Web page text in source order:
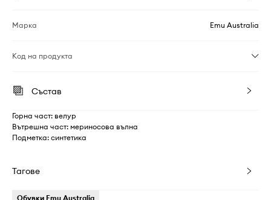
Марка Emu Australia
Код на продукта
Състав
Горна част: велур
Вътрешна част: мериносова вълна
Подметка: синтетика
Тагове
Обувки Emu Australia